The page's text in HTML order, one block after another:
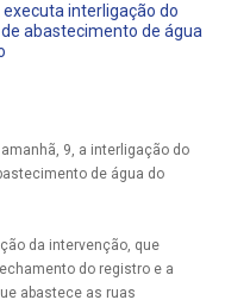
interligação do
abastecimento de água
9, a interligação do
de água do
da intervenção, que
do registro e a
abastece as ruas